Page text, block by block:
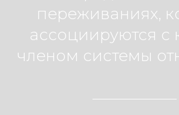
переживаниях,
ассоциируются с
членом системы